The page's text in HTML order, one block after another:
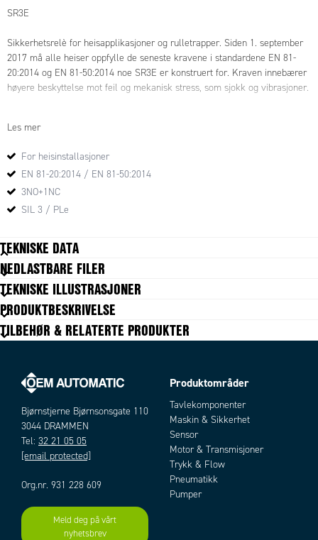
SR3E
Sikkerhetsrelè for heisapplikasjoner og rulletrapper. Siden 1. september
2017 må alle heiser oppfylle de seneste kravene i standardene EN 81-
20:2014 og EN 81-50:2014 noe SR3E er konstruert for. Kraven innebærer
høyere beskyttelse mot feil og mekanisk stress, som sjokk og vibrasjoner.
plass og kabeltrekking.
sikkerhetsrelè i mange applikasjoner: PL e, SILCL 3, kat. 4 ihht. EN ISO
13849-1:2015 / EN 62061:2005 + A2:2015 / IEC 61508 Del 1-2 og 4-
7:2010.
Les mer
For heisinstallasjoner
EN 81-20:2014 / EN 81-50:2014
3NO+1NC
SIL 3 / PLe
TEKNISKE DATA
IP-klasse tilkobling
Kontaktspenning maks.
Kontaktspenning min. 5 V
Montering DIN-skinne
Sikring utgang 10 A
SIL
Strømforbruk 2,6 W
Temperaturområde fra -15 °C
55 °C
Toleranse + / - 10 %
NEDLASTBARE FILER
TEKNISKE ILLUSTRASJONER
PRODUKTBESKRIVELSE
TILBEHØR & RELATERTE PRODUKTER
Bjørnstjerne Bjørnsonsgate 110
3044 DRAMMEN
Tel: 32 21 05 05
[email protected]
Org.nr. 931 228 609
Meld deg på vårt
nyhetsbrev
Produktområder
Tavlekomponenter
Maskin & Sikkerhet
Sensor
Motor & Transmisjoner
Trykk & Flow
Pneumatikk
Pumper